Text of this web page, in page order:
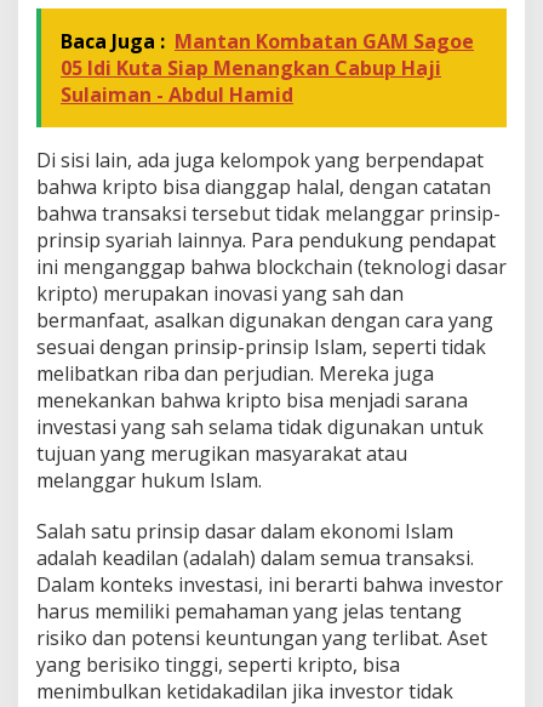
Baca Juga : Mantan Kombatan GAM Sagoe
05 Idi Kuta Siap Menangkan Cabup Haji
Sulaiman - Abdul Hamid
Di sisi lain, ada juga kelompok yang berpendapat
bahwa kripto bisa dianggap halal, dengan catatan
bahwa transaksi tersebut tidak melanggar prinsip-
prinsip syariah lainnya. Para pendukung pendapat
ini menganggap bahwa blockchain (teknologi dasar
kripto) merupakan inovasi yang sah dan
bermanfaat, asalkan digunakan dengan cara yang
sesuai dengan prinsip-prinsip Islam, seperti tidak
melibatkan riba dan perjudian. Mereka juga
menekankan bahwa kripto bisa menjadi sarana
investasi yang sah selama tidak digunakan untuk
tujuan yang merugikan masyarakat atau
melanggar hukum Islam.
Salah satu prinsip dasar dalam ekonomi Islam
adalah keadilan (adalah) dalam semua transaksi.
Dalam konteks investasi, ini berarti bahwa investor
harus memiliki pemahaman yang jelas tentang
risiko dan potensi keuntungan yang terlibat. Aset
yang berisiko tinggi, seperti kripto, bisa
menimbulkan ketidakadilan jika investor tidak